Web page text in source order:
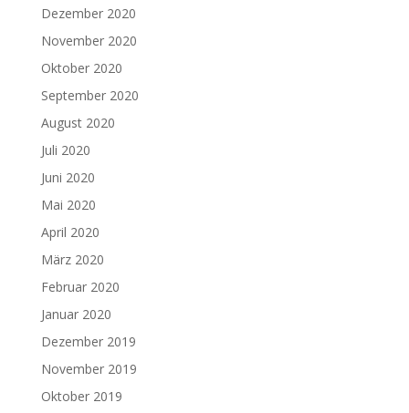
Dezember 2020
November 2020
Oktober 2020
September 2020
August 2020
Juli 2020
Juni 2020
Mai 2020
April 2020
März 2020
Februar 2020
Januar 2020
Dezember 2019
November 2019
Oktober 2019